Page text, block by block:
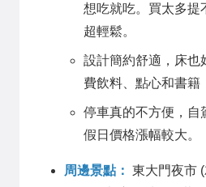
想吃就吃。買太多提
超輕鬆。
設計簡約舒適，床也
費飲料、點心和書籍
停車真的不方便，自
假日價格漲幅較大。
周邊景點： 東大門夜市